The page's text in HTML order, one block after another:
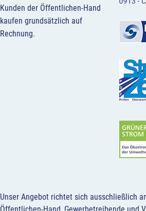
Kunden der Öffentlichen-Hand
kaufen grundsätzlich auf
Rechnung.
Unser Angebot richtet sich ausschließlich